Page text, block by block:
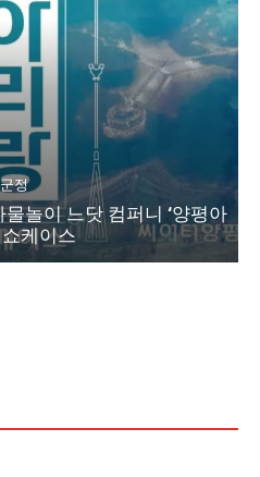
군정
놀이 느닷 컴퍼니 ‘양평아
쇼케이스